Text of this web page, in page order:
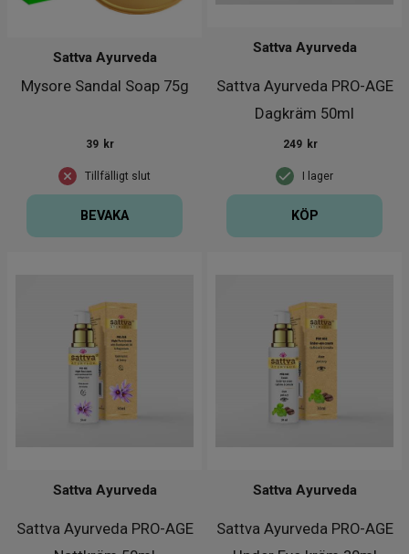
Mysore Sandal Soap 75g
Sattva Ayurveda
Tillfälligt slut
39 kr
BEVAKA
Sattva Ayurveda PRO-AGE
Dagkräm 50ml
Sattva Ayurveda
I lager
249 kr
KÖP
Sattva Ayurveda PRO-AGE
Sattva Ayurveda
Sattva Ayurveda PRO-AGE
Sattva Ayurveda